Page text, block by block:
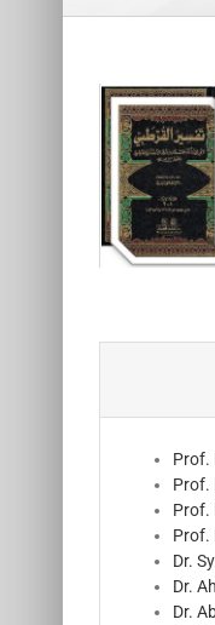
Prof.
Prof.
Prof.
Prof.
Dr.
Dr.
Dr.